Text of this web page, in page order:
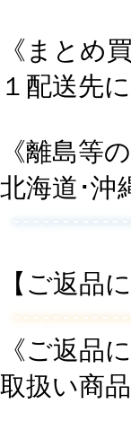
《まとめ
１配送先
《離島等
北海道･沖
【ご返品
《ご返品
取扱い商